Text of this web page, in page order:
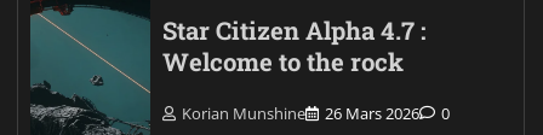
Star Citizen Alpha 4.7 :
Welcome to the rock
Korian Munshine 26 Mars 2026 0